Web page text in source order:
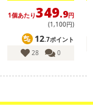
重包装（ポリプロピ
1個あたり349.9円
(1,100円)
12.7ポイント
28
0